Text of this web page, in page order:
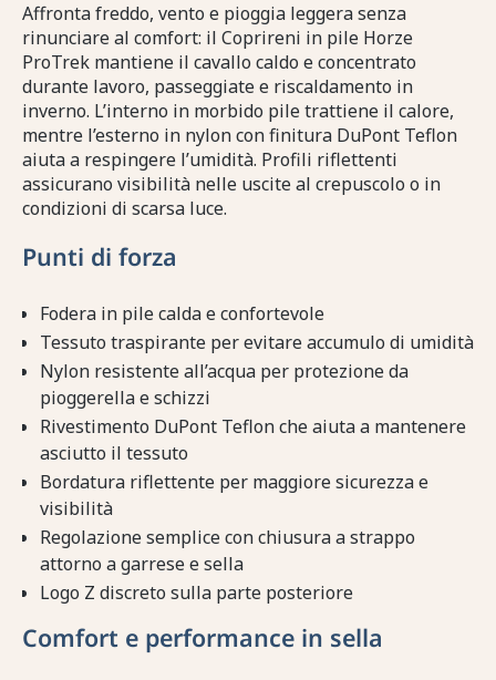
Affronta freddo, vento e pioggia leggera senza
rinunciare al comfort: il Coprireni in pile Horze
ProTrek mantiene il cavallo caldo e concentrato
durante lavoro, passeggiate e riscaldamento in
inverno. L’interno in morbido pile trattiene il calore,
mentre l’esterno in nylon con finitura DuPont Teflon
aiuta a respingere l’umidità. Profili riflettenti
assicurano visibilità nelle uscite al crepuscolo o in
condizioni di scarsa luce.
Punti di forza
Fodera in pile calda e confortevole
Tessuto traspirante per evitare accumulo di umidità
Nylon resistente all’acqua per protezione da
pioggerella e schizzi
Rivestimento DuPont Teflon che aiuta a mantenere
asciutto il tessuto
Bordatura riflettente per maggiore sicurezza e
visibilità
Regolazione semplice con chiusura a strappo
attorno a garrese e sella
Logo Z discreto sulla parte posteriore
Comfort e performance in sella